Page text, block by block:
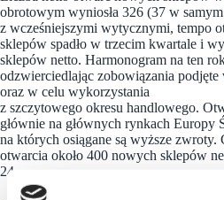
obrotowym wyniosła 326 (37 w
z wcześniejszymi wytycznymi, tempo
sklepów spadło w trzecim kwartale i
sklepów netto. Harmonogram na ten
odzwierciedlając zobowiązania
oraz w celu wykorzystania
z szczytowego okresu handlowego.
głównie na głównych rynkach Europy
na których osiągane są wyższe zwroty.
otwarcia około 400 nowych sklepów
24.